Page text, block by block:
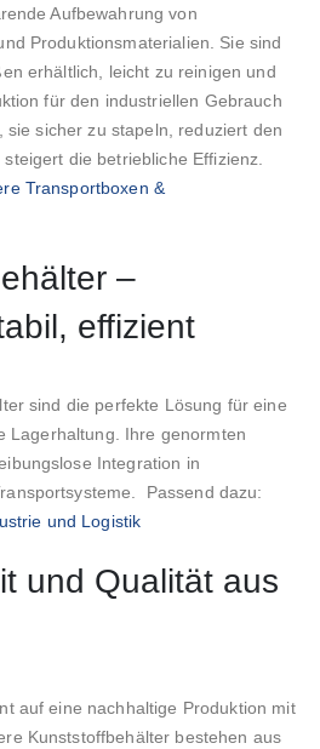
Aufbewahrung von
Produktionsmaterialien. Sie sind
erhältlich, leicht zu reinigen und
für den industriellen Gebrauch
sie sicher zu stapeln, reduziert den
die betriebliche Effizienz.
Transportboxen &
–
effizient
sind die perfekte Lösung für eine
Lagerhaltung. Ihre genormten
Integration in
Passend dazu:
und Logistik
und Qualität aus
auf eine nachhaltige Produktion mit
Kunststoffbehälter bestehen aus